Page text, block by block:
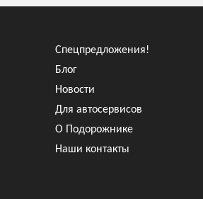
Спецпредложения!
Блог
Новости
Для автосервисов
О Подорожнике
Наши контакты